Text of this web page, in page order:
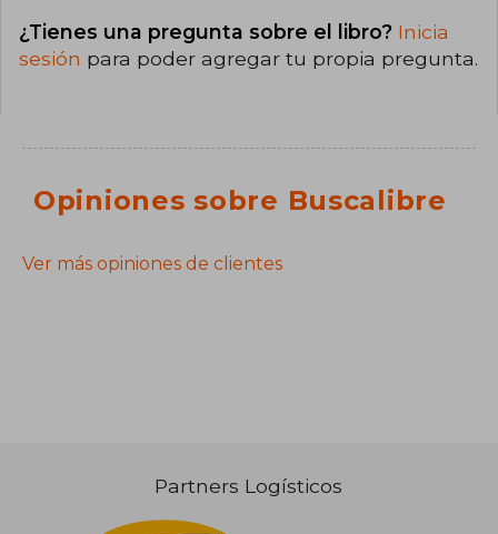
¿Tienes una pregunta sobre el libro? Inicia
sesión para poder agregar tu propia pregunta.
Opiniones sobre Buscalibre
Ver más opiniones de clientes
Partners Logísticos